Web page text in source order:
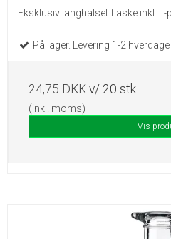
Eksklusiv langhalset flaske inkl. T-
På lager. Levering 1-2 hverdage
24,75 DKK v/ 20 stk.
(inkl. moms)
Vis